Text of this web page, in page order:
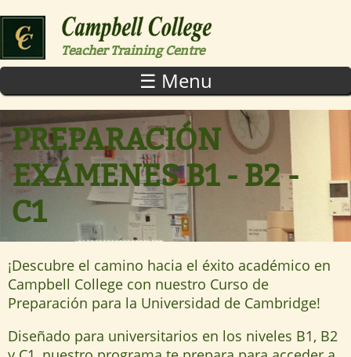
Teacher Training Centre
☰ Menu
PREPARACIÓN
EXÁMENES B1 - B2 -
C1
¡Descubre el camino hacia el éxito académico en
Campbell College con nuestro Curso de
Preparación para la Universidad de Cambridge!
Diseñado para universitarios en los niveles B1, B2